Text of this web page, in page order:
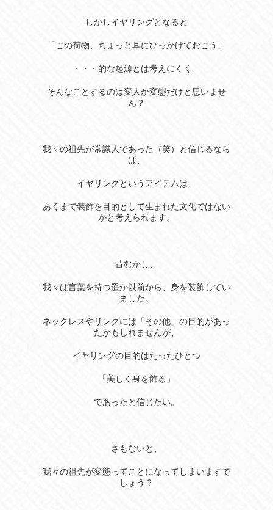
しかしイヤリングとなると
「この荷物、ちょっと耳にひっかけておこう」
・・・的な起源とは考えにくく、
そんなことするのは変人か変態だけと思いませ
ん？
我々の祖先が常識人であった（笑）と信じるなら
ば、
イヤリングというアイテムは、
あくまで装飾を目的として生まれた文化ではない
かと考えられます。
昔むかし、
我々は言葉を持つ遥か以前から、身を装飾してい
ました。
ネックレスやリングには「その他」の目的があっ
たかもしれませんが、
イヤリングの目的はたったひとつ
「美しく身を飾る」
であったと信じたい。
さもないと、
我々の祖先が変態ってことになってしまいますで
しょう？